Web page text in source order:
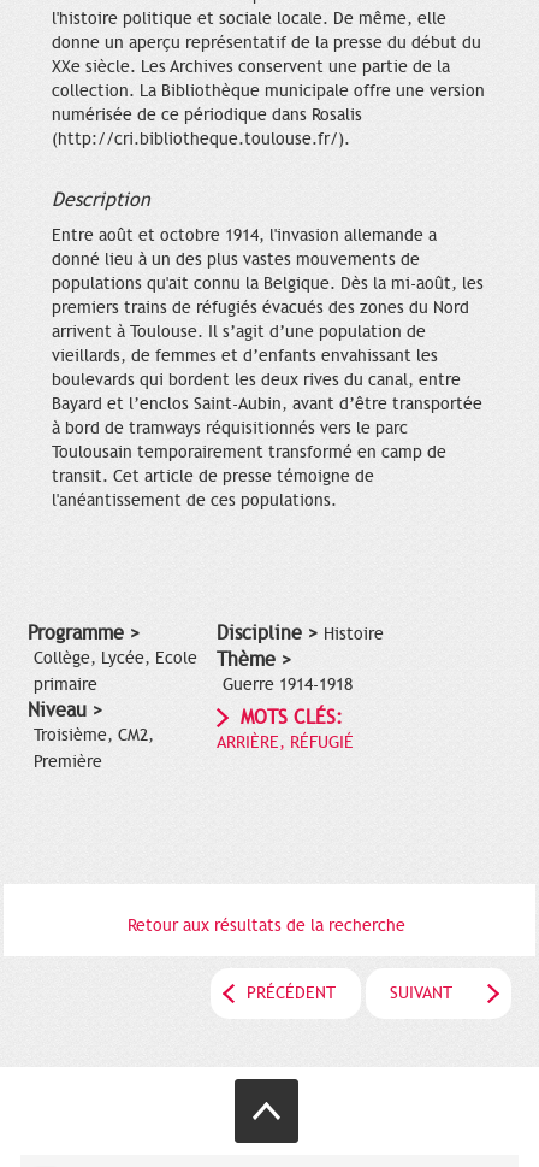
l'histoire politique et sociale locale. De même, elle
donne un aperçu représentatif de la presse du début du
XXe siècle. Les Archives conservent une partie de la
collection. La Bibliothèque municipale offre une version
numérisée de ce périodique dans Rosalis
(http://cri.bibliotheque.toulouse.fr/).
Description
Entre août et octobre 1914, l'invasion allemande a
donné lieu à un des plus vastes mouvements de
populations qu'ait connu la Belgique. Dès la mi-août, les
premiers trains de réfugiés évacués des zones du Nord
arrivent à Toulouse. Il s’agit d’une population de
vieillards, de femmes et d’enfants envahissant les
boulevards qui bordent les deux rives du canal, entre
Bayard et l’enclos Saint-Aubin, avant d’être transportée
à bord de tramways réquisitionnés vers le parc
Toulousain temporairement transformé en camp de
transit. Cet article de presse témoigne de
l'anéantissement de ces populations.
Programme >
Collège, Lycée, Ecole
primaire
Niveau >
Troisième, CM2,
Première
Discipline > Histoire
Thème >
Guerre 1914-1918
MOTS CLÉS:
ARRIÈRE, RÉFUGIÉ
Retour aux résultats de la recherche
PRÉCÉDENT SUIVANT